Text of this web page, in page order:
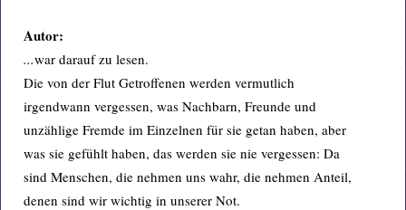
Autor:
...war darauf zu lesen.
Die von der Flut Getroffenen werden vermutlich
irgendwann vergessen, was Nachbarn, Freunde und
unzählige Fremde im Einzelnen für sie getan haben, aber
was sie gefühlt haben, das werden sie nie vergessen: Da
sind Menschen, die nehmen uns wahr, die nehmen Anteil,
denen sind wir wichtig in unserer Not.